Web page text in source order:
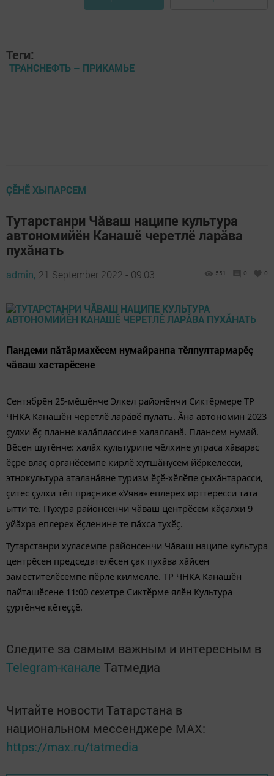
Теги:
ТРАНСНЕФТЬ – ПРИКАМЬЕ
ÇӖНӖ ХЫПАРСЕМ
Тутарстанри Чăваш наципе культура
автономийӗн Канашӗ черетлӗ ларăва
пухăнать
admin, 21 September 2022 - 09:03 551 0 0
Пандеми пăтăрмахӗсем нумайранпа тӗлпултармарӗç
чăваш хастарӗсене
Сентябрӗн 25-мӗшӗнче Элкел районӗнчи Сиктӗрмере ТР
ЧНКА Канашӗн черетлӗ ларăвӗ пулать. Ăна автономин 2023
çулхи ӗç планне калăплассине халалланă. Плансем нумай.
Вӗсен шутӗнче: халăх культурипе чӗлхине упраса хăварас
ӗçре влаç органӗсемпе кирлӗ хутшăнусем йӗркелесси,
этнокультура аталанăвне туризм ӗçӗ-хӗлӗпе çыхăнтарасси,
çитес çулхи тӗп праçнике «Уява» еплерех ирттересси тата
ытти те. Пухура районсенчи чăваш центрӗсем кăçалхи 9
уйăхра еплерех ӗçленине те пăхса тухӗç.
Тутарстанри хуласемпе районсенчи Чăваш наципе культура
центрӗсен председателӗсен çак пухăва хăйсен
заместителӗсемпе пӗрле килмелле. ТР ЧНКА Канашӗн
пайташӗсене 11:00 сехетре Сиктӗрме ялӗн Культура
çуртӗнче кӗтеççӗ.
Следите за самым важным и интересным в
Telegram-канале Татмедиа
Читайте новости Татарстана в
национальном мессенджере MАХ:
https://max.ru/tatmedia